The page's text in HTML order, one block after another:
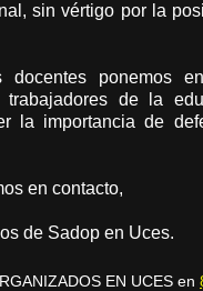
sin vértigo por la
ponemos
trabajadores de la
la importancia de
en contacto,
de Sadop en Uces.
EN UCES en